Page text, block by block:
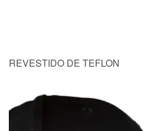
REVESTIDO DE TEFLON